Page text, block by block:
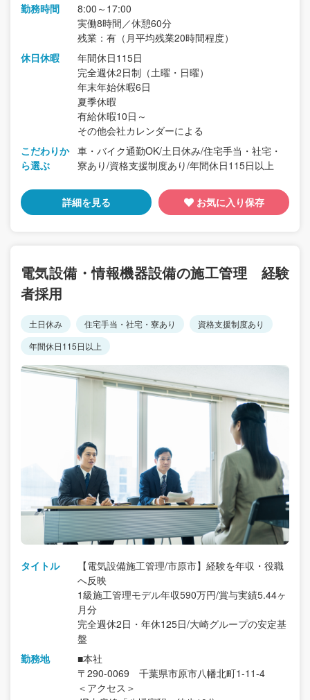
勤務時間
8:00～17:00
実働8時間／休憩60分
残業：有（月平均残業20時間程度）
休日休暇
年間休日115日
完全週休2日制（土曜・日曜）
年末年始休暇6日
夏季休暇
有給休暇10日～
その他会社カレンダーによる
こだわりか
ら選ぶ
車・バイク通勤OK/土日休み/住宅手当・社宅・
寮あり/資格支援制度あり/年間休日115日以上
詳細を見る お気に入り保存
電気設備・情報機器設備の施工管理 経験
者採用
土日休み 住宅手当・社宅・寮あり
資格支援制度あり
年間休日115日以上
タイトル
【電気設備施工管理/市原市】経験を年収・役職
へ反映
1級施工管理モデル年収590万円/賞与実績5.44ヶ
月分
完全週休2日・年休125日/大崎グループの安定基
盤
勤務地
■本社
〒290-0069 千葉県市原市八幡北町1-11-4
＜アクセス＞